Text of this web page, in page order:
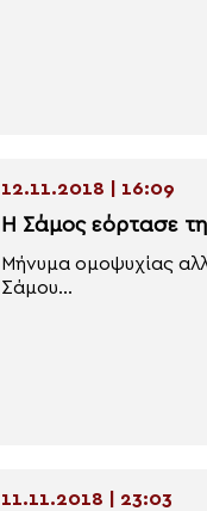
12.11.2018 | 16:09
Η Σάμος εόρτασε
Μήνυμα ομοψυχίας
Σάμου...
11.11.2018 | 23:03